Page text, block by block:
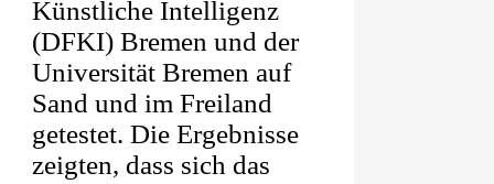
Künstliche Intelligenz
(DFKI) Bremen und der
Universität Bremen auf
Sand und im Freiland
getestet. Die Ergebnisse
zeigten, dass sich das